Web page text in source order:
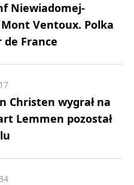
Niewiadomej-
Ventoux. Polka
de France
Christen wygrał na
Lemmen pozostał